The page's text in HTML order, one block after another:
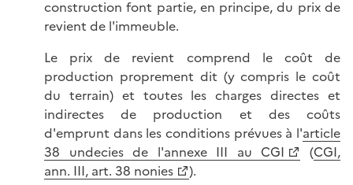
construction font partie, en principe, du prix de
revient de l'immeuble.
Le prix de revient comprend le coût de
production proprement dit (y compris le coût
du terrain) et toutes les charges directes et
indirectes de production et des coûts
d'emprunt dans les conditions prévues à l'article
38 undecies de l'annexe III au CGI
(CGI,
ann. III, art. 38 nonies
).